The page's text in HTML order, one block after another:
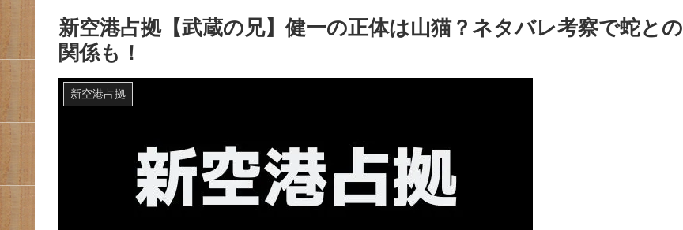
新空港占拠【武蔵の兄】健一の正体は山猫？ネタバレ考察で蛇との
関係も！
新空港占拠